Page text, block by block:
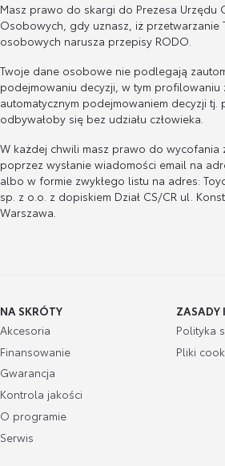
Masz prawo do skargi do Prezesa Urzędu
Osobowych, gdy uznasz, iż przetwarzanie
osobowych narusza przepisy RODO.
Twoje dane osobowe nie podlegają
podejmowaniu decyzji, w tym profilowaniu
automatycznym podejmowaniem decyzji
odbywałoby się bez udziału człowieka.
W każdej chwili masz prawo do
poprzez wysłanie wiadomości email na
albo w formie zwykłego listu na adres:
sp. z o.o. z dopiskiem Dział CS/CR ul.
Warszawa.
NA SKRÓTY
Akcesoria
Finansowanie
Gwarancja
Kontrola jakości
O programie
Serwis
ZASADY
Polityka
Pliki